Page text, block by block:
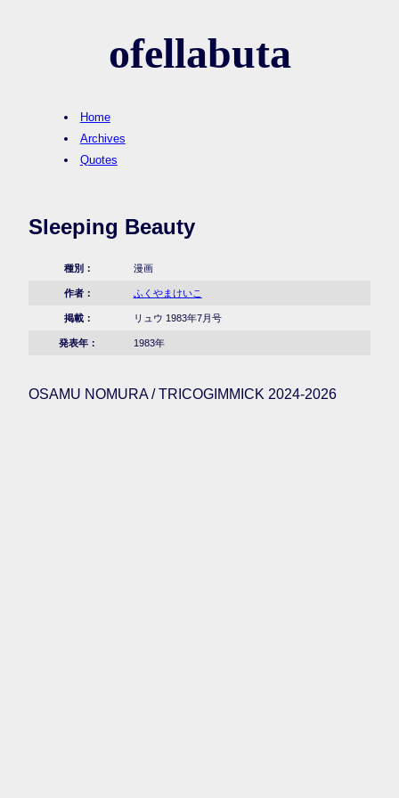
ofellabuta
Home
Archives
Quotes
Sleeping Beauty
種別： 漫画
作者： ふくやまけいこ
掲載： リュウ 1983年7月号
発表年： 1983年
OSAMU NOMURA / TRICOGIMMICK 2024-2026